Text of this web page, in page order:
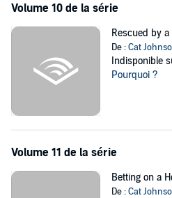
Volume 10 de la série
Rescued by a
De :Cat
Indisponible
Pourquoi ?
Volume 11 de la série
Betting on a
De :Cat